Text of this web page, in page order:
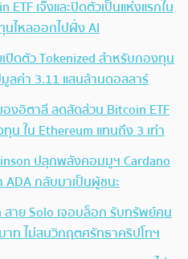
เจ๊งและปิดตัวเป็นแห่งแรกใน
นไหลออกไปฝั่ง AI
ปิดตัว Tokenized สำหรับกองทุน
ลค่า 3.11 แสนล้านดอลลาร์
งอิตาลี ลดสัดส่วน Bitcoin ETF
น ใน Ethereum แทนถึง 3 เท่า
ปลุกพลังคอมมูฯ Cardano
กลับมาเป็นผู้ชนะ
าย Solo เจอบล็อก รับทรัพย์คน
าท ไม่สนวิกฤตศรัทธาคริปโทฯ